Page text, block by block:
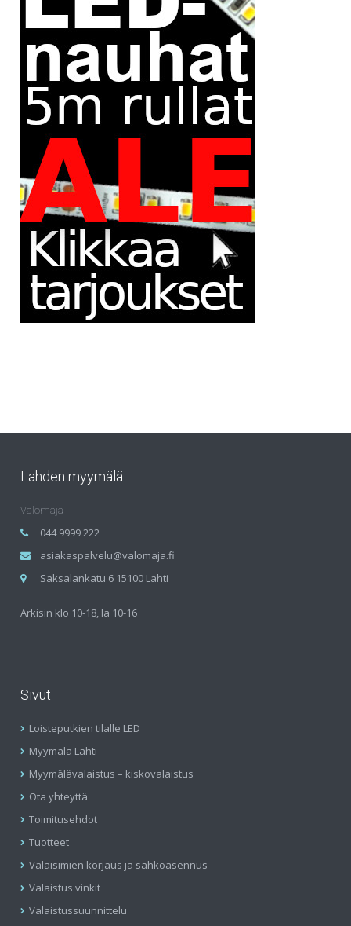
Lahden myymälä
Valomaja
044 9999 222
asiakaspalvelu@valomaja.fi
Saksalankatu 6 15100 Lahti
Arkisin klo 10-18, la 10-16
Sivut
Loisteputkien tilalle LED
Myymälä Lahti
Myymälävalaistus – kiskovalaistus
Ota yhteyttä
Toimitusehdot
Tuotteet
Valaisimien korjaus ja sähköasennus
Valaistus vinkit
Valaistussuunnittelu